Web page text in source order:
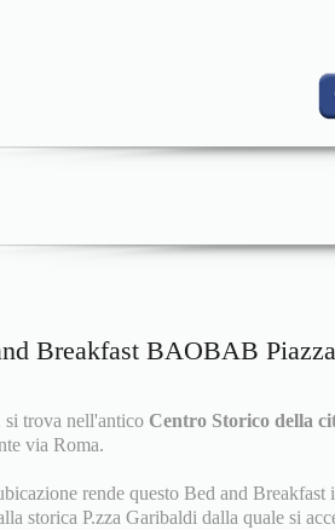
Breakfast BAOBAB
trova nell'antico Centro Storico della
via Roma.
rende questo Bed and
storica P.zza Garibaldi dalla quale si